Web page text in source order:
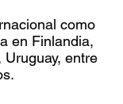
como
en Finlandia,
entre